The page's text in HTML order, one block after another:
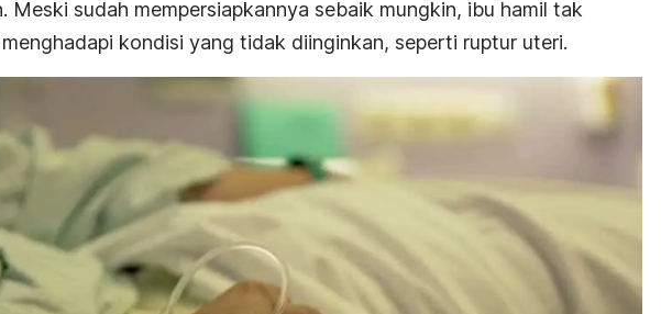
Meski sudah mempersiapkannya sebaik mungkin, ibu hamil tak
kondisi yang tidak diinginkan, seperti ruptur uteri.